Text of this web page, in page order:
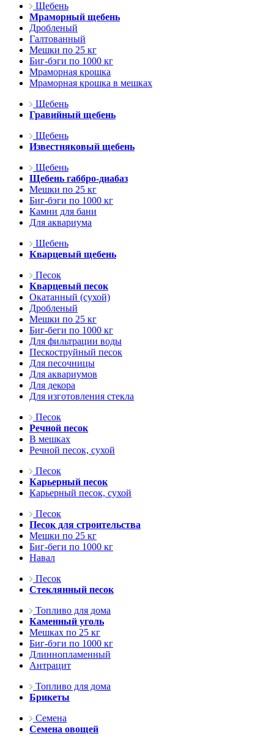
Щебень
Мраморный щебень
Дробленый
Галтованный
Мешки по 25 кг
Биг-бэги по 1000 кг
Мраморная крошка
Мраморная крошка в мешках
Щебень
Гравийный щебень
Щебень
Известняковый щебень
Щебень
Щебень габбро-диабаз
Мешки по 25 кг
Биг-бэги по 1000 кг
Камни для бани
Для аквариума
Щебень
Кварцевый щебень
Песок
Кварцевый песок
Окатанный (сухой)
Дробленый
Мешки по 25 кг
Биг-беги по 1000 кг
Для фильтрации воды
Пескоструйный песок
Для песочницы
Для аквариумов
Для декора
Для изготовления стекла
Песок
Речной песок
В мешках
Речной песок, сухой
Песок
Карьерный песок
Карьерный песок, сухой
Песок
Песок для строительства
Мешки по 25 кг
Биг-беги по 1000 кг
Навал
Песок
Стеклянный песок
Топливо для дома
Каменный уголь
Мешках по 25 кг
Биг-бэги по 1000 кг
Длиннопламенный
Антрацит
Топливо для дома
Брикеты
Семена
Семена овощей